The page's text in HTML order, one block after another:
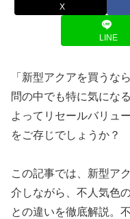
X
LINE
「新型アクアを買う
問の中でも特に気にな
よってリセールバリュ
をご存じでしょうか？
この記事では、新型ア
介しながら、不人気色
との違いを徹底解説。